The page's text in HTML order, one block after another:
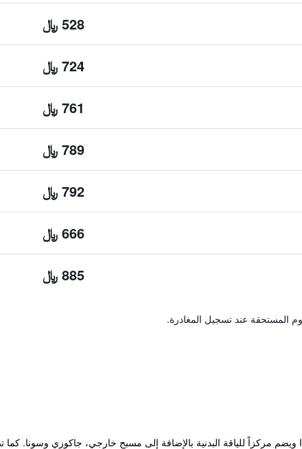
528 ﷼
724 ﷼
761 ﷼
789 ﷼
792 ﷼
666 ﷼
885 ﷼
المستحقة عند تسجيل المغادرة.
مركزاً للياقة البدنية بالإضافة إلى مسبح خارجي، جاكوزي وسونا.